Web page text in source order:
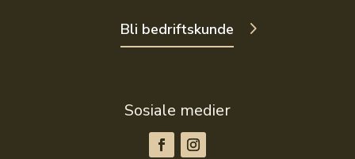
Bli bedriftskunde
Sosiale medier